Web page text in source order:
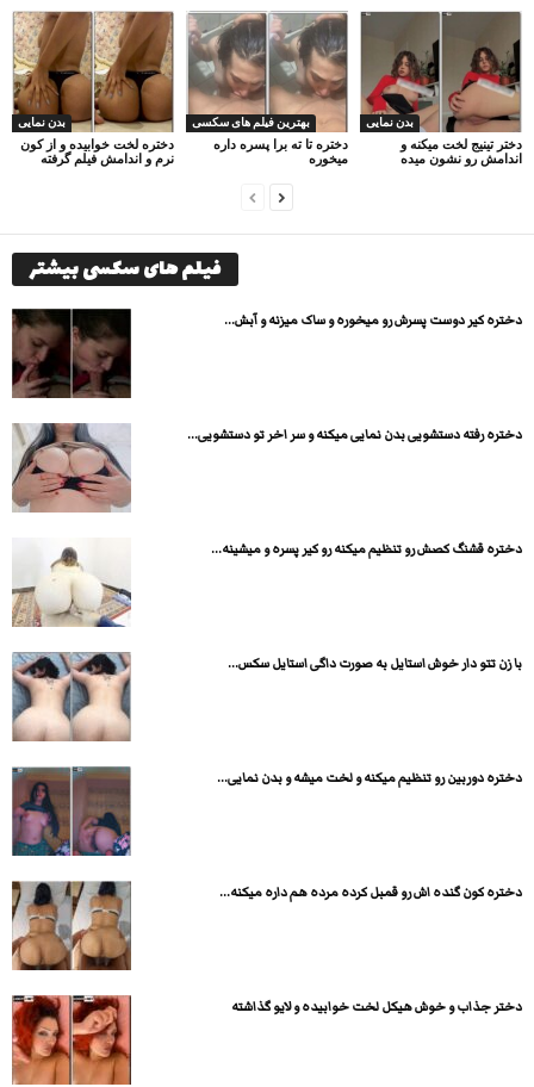
بدن نمایی
دختره لخت خوابیده و از کون
نرم و اندامش فیلم گرفته
بهترین فیلم های سکسی
دختره تا ته برا پسره داره
میخوره
بدن نمایی
دختر تینیج لخت میکنه و
اندامش رو نشون میده
فیلم های سکسی بیشتر
دختره کیر دوست پسرش رو میخوره و ساک میزنه و آبش...
دختره رفته دستشویی بدن نمایی میکنه و سر اخر تو دستشویی...
دختره قشنگ کصش رو تنظیم میکنه رو کیر پسره و میشینه...
با زن تتو دار خوش استایل به صورت داگی استایل سکس...
دختره دوربین رو تنظیم میکنه و لخت میشه و بدن نمایی...
دختره کون گنده اش رو قمبل کرده مرده هم داره میکنه...
دختر جذاب و خوش هیکل لخت خوابیده و لایو گذاشته